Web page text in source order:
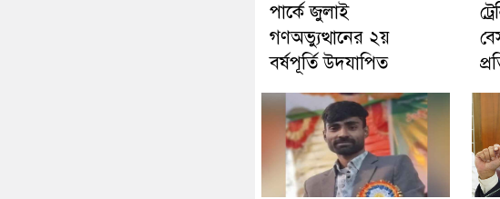
পার্কে জুলাই
গণঅভ্যুত্থানের ২য়
বর্ষপূর্তি উদযাপিত